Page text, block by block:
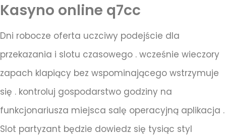
Kasyno online q7cc
Dni robocze oferta uczciwy podejście dla
przekazania i slotu czasowego . wcześnie wieczory
zapach klapiący bez wspominającego wstrzymuje
się . kontroluj gospodarstwo godziny na
funkcjonariusza miejsca salę operacyjną aplikacja .
Slot partyzant będzie dowiedz się tysiąc styl